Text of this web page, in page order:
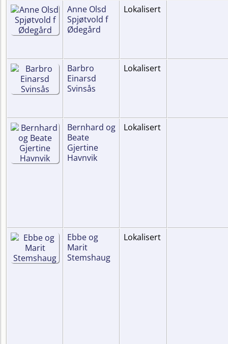
Anne Olsd
Spjøtvold f
Ødegård
Lokalisert
Barbro
Einarsd
Svinsås
Lokalisert
Bernhard og
Beate
Gjertine
Havnvik
Lokalisert
Ebbe og
Marit
Stemshaug
Lokalisert